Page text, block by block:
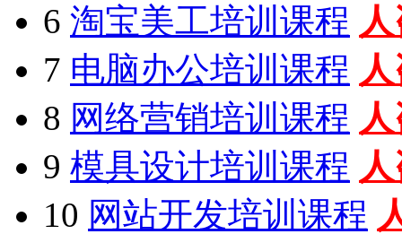
6 淘宝美工培训课程
7 电脑办公培训课程
8 网络营销培训课程
9 模具设计培训课程
10 网站开发培训课程